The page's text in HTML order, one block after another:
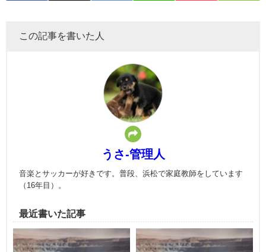
この記事を書いた人
うさ-管理人
音楽とサッカーが好きです。普段、浜松で家庭教師をしています
（16年目）。
最近書いた記事